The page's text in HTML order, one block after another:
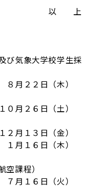
以 上
び気象大学校学生採
２２日（木）
２６日（土）
１３日（金）
１６日（木）
課程）
１６日（火）